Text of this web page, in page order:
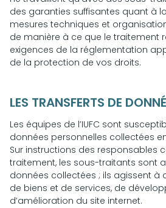
des garanties suffisantes quant à
mesures techniques et
de manière à ce que le traitement
exigences de la réglementation
de la protection de vos droits.
LES TRANSFERTS DE
Les équipes de l’IUFC sont
données personnelles collectées
Sur instructions des responsables
traitement, les sous-traitants sont
données collectées ; ils agissent à
de biens et de services, de
d’amélioration du site internet.